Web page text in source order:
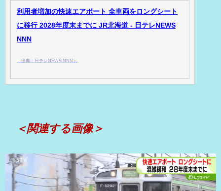
利用者増加の快速エアポート 全車両をロングシート
に移行 2028年度末までに JR北海道 - 日テレNEWS
NNN
（出典：日テレNEWS NNN）
＜関連する画像＞